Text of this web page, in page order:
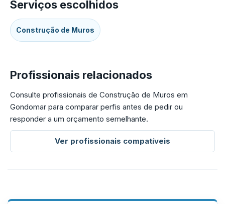
Serviços escolhidos
Construção de Muros
Profissionais relacionados
Consulte profissionais de Construção de Muros em
Gondomar para comparar perfis antes de pedir ou
responder a um orçamento semelhante.
Ver profissionais compatíveis